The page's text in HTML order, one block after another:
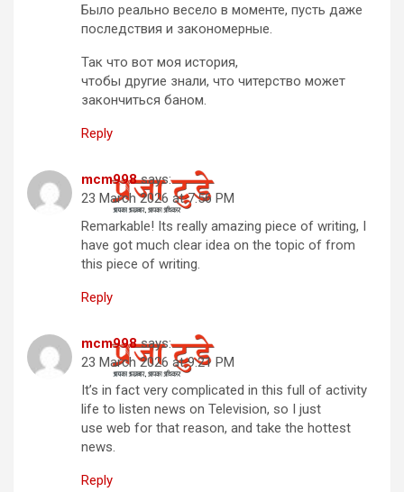
Было реально весело в моменте, пусть даже
последствия и закономерные.
Так что вот моя история,
чтобы другие знали, что читерство может
закончиться баном.
Reply
mcm998 says:
23 March 2026 at 7:56 PM
Remarkable! Its really amazing piece of writing, I
have got much clear idea on the topic of from
this piece of writing.
Reply
mcm998 says:
23 March 2026 at 9:21 PM
It’s in fact very complicated in this full of activity
life to listen news on Television, so I just
use web for that reason, and take the hottest
news.
Reply